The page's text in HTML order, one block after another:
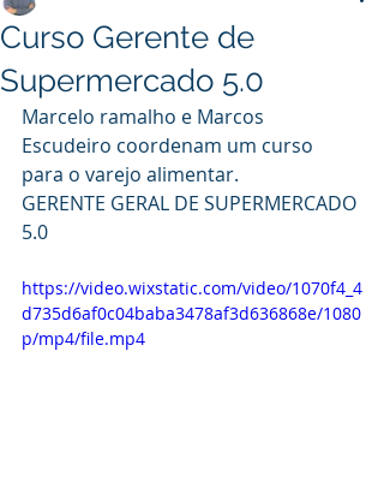
Curso Gerente de
Supermercado 5.0
Marcelo ramalho e Marcos
Escudeiro coordenam um curso
para o varejo alimentar.
GERENTE GERAL DE SUPERMERCADO
5.0
https://video.wixstatic.com/video/1070f4_4
d735d6af0c04baba3478af3d636868e/1080
p/mp4/file.mp4